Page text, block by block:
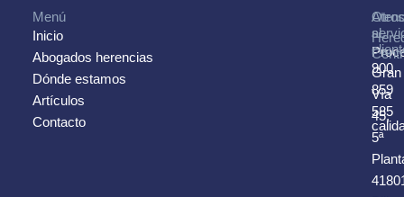
Menú
Inicio
Abogados herencias
Dónde estamos
Artículos
Contacto
al
900
859
585
Gran
Vía
45,
5ª